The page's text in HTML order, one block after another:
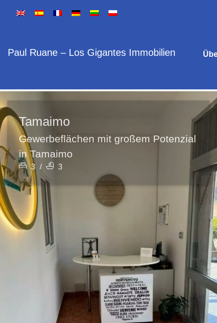
Paul Ruane – Los Gigantes Immobilien
Tamaimo
Gewerbeflächen mit großem Potenzial
in Tamaimo
3 / 3